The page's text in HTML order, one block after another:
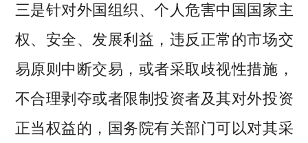
三是针对外国组织、个人危害中国国家主
权、安全、发展利益，违反正常的市场交
易原则中断交易，或者采取歧视性措施，
不合理剥夺或者限制投资者及其对外投资
正当权益的，国务院有关部门可以对其采